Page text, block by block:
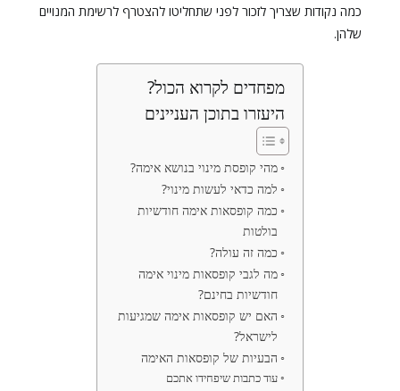
כמה נקודות שצריך לזכור לפני שתחליטו להצטרף לרשימת המנויים
שלהן.
מפחדים לקרוא הכול?
היעזרו בתוכן העניינים
מהי קופסת מינוי בנושא אימה?
למה כדאי לעשות מינוי?
כמה קופסאות אימה חודשיות
בולטות
כמה זה עולה?
מה לגבי קופסאות מינוי אימה
חודשיות בחינם?
האם יש קופסאות אימה שמגיעות
לישראל?
הבעיות של קופסאות האימה
עוד כתבות שיפחידו אתכם